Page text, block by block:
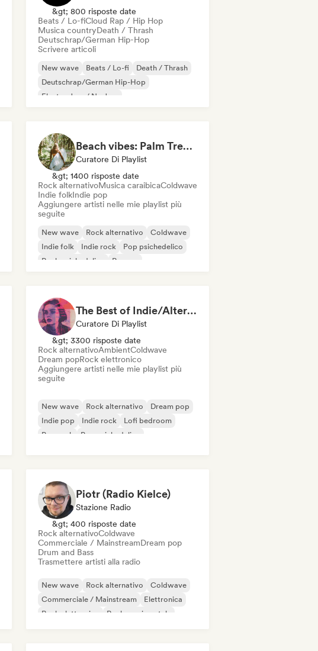
&gt; 800 risposte date
Beats / Lo-fiCloud Rap / Hip Hop
Musica countryDeath / Thrash
Deutschrap/German Hip-Hop
Scrivere articoli
New wave Beats / Lo-fi
Death / Thrash
Deutschrap/German Hip-Hop
Electro Jazz / Nu Jazz
Beach vibes: Palm Tree Breezes 🌴 Indie Folk, Acoustic & Singer-Songwriter
Curatore Di Playlist
&gt; 1400 risposte date
Rock alternativoMusica caraibicaColdwave
Indie folkIndie pop
Aggiungere artisti nelle mie playlist più
seguite
New wave Rock alternativo
Coldwave
Indie folk
Indie rock
Pop psichedelico
Rock psichedelico
Reggae
The Best of Indie/Alternative music
Curatore Di Playlist
&gt; 3300 risposte date
Rock alternativoAmbientColdwave
Dream popRock elettronico
Aggiungere artisti nelle mie playlist più
seguite
New wave Rock alternativo
Dream pop
Indie pop
Indie rock
Lofi bedroom
Pop rock
Pop psichedelico
Piotr (Radio Kielce)
Stazione Radio
&gt; 400 risposte date
Rock alternativoColdwave
Commerciale / MainstreamDream pop
Drum and Bass
Trasmettere artisti alla radio
New wave Rock alternativo
Coldwave
Commerciale / Mainstream
Elettronica
Rock elettronico
Rock sperimentale